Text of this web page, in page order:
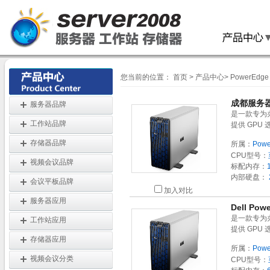
服务器品牌
工作站品牌
存储器品牌
视频会议品牌
会议平板品牌
服务器应用
工作站应用
存储器应用
视频会议分类
您当前的位置： 首页 > 产品中心>
加入对比
成都服务
是一款专为
提供 GPU
所属：
CPU型号：
标配内存：
内部硬盘：
Dell
是一款专为
提供 GPU
所属：
CPU型号：